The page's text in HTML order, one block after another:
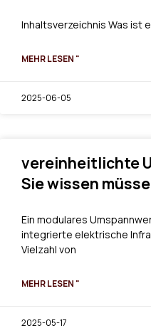
Inhaltsverzeichnis Was ist
MEHR LESEN "
2025-06-05
vereinheitlichte
Sie wissen
Ein modulares
integrierte elektrische
Vielzahl von
MEHR LESEN "
2025-05-17